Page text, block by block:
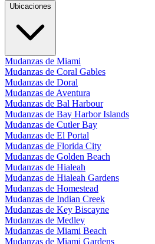
Ubicaciones
Mudanzas de Miami
Mudanzas de Coral Gables
Mudanzas de Doral
Mudanzas de Aventura
Mudanzas de Bal Harbour
Mudanzas de Bay Harbor Islands
Mudanzas de Cutler Bay
Mudanzas de El Portal
Mudanzas de Florida City
Mudanzas de Golden Beach
Mudanzas de Hialeah
Mudanzas de Hialeah Gardens
Mudanzas de Homestead
Mudanzas de Indian Creek
Mudanzas de Key Biscayne
Mudanzas de Medley
Mudanzas de Miami Beach
Mudanzas de Miami Gardens